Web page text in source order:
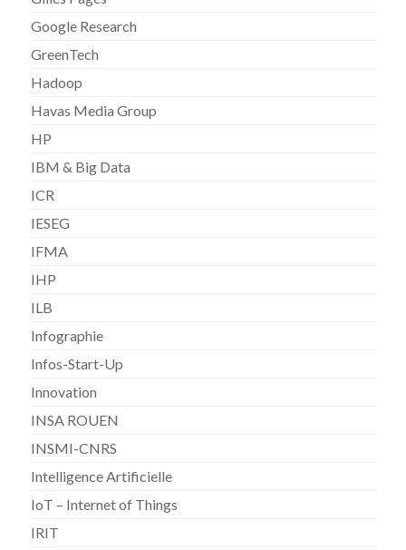
Google Research
GreenTech
Hadoop
Havas Media Group
HP
IBM & Big Data
ICR
IESEG
IFMA
IHP
ILB
Infographie
Infos-Start-Up
Innovation
INSA ROUEN
INSMI-CNRS
Intelligence Artificielle
IoT – Internet of Things
IRIT